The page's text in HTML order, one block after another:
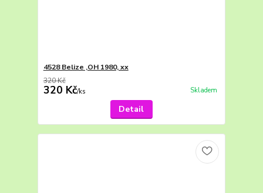
4528 Belize ,OH 1980, xx
320 Kč
320 Kč/ks Skladem
Detail